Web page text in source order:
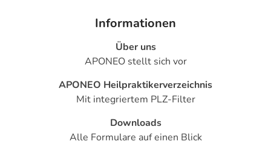
Informationen
Über uns
APONEO stellt sich vor
APONEO Heilpraktikerverzeichnis
Mit integriertem PLZ-Filter
Downloads
Alle Formulare auf einen Blick